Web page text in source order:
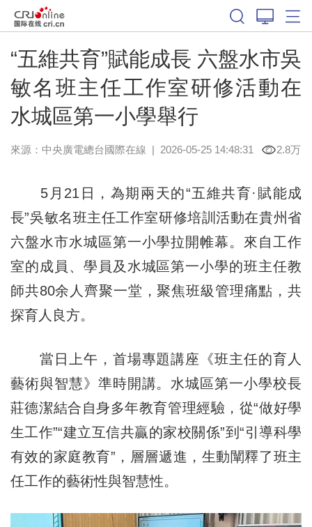
“五維共育”賦能成長 六盤水市吳
敏名班主任工作室研修活動在
水城區第一小學舉行
來源：中央廣電總台國際在線 | 2026-05-25 14:48:31 2.8万
5月21日，為期兩天的“五維共育·賦能成
長”吳敏名班主任工作室研修培訓活動在貴州省
六盤水市水城區第一小學拉開帷幕。來自工作
室的成員、學員及水城區第一小學的班主任教
師共80余人齊聚一堂，聚焦班級管理痛點，共
探育人良方。
當日上午，首場專題講座《班主任的育人
藝術與智慧》準時開講。水城區第一小學校長
莊德潔結合自身多年教育管理經驗，從“做好學
生工作”“建立互信共贏的家校關係”到“引導科學
有效的家庭教育”，層層遞進，生動闡釋了班主
任工作的藝術性與智慧性。